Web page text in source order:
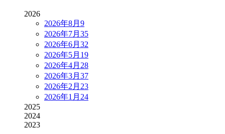
2026
2026年8月 9
2026年7月 35
2026年6月 32
2026年5月 19
2026年4月 28
2026年3月 37
2026年2月 23
2026年1月 24
2025
2024
2023